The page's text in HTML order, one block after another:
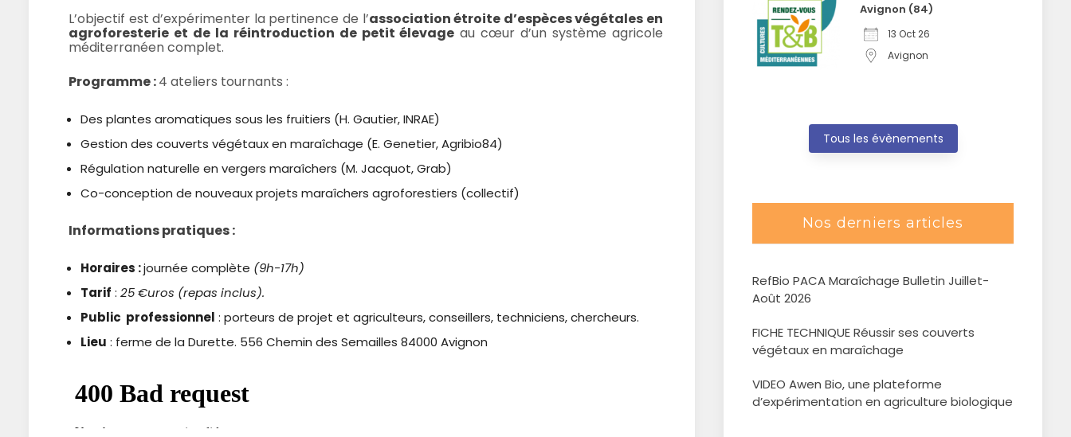
L’objectif est d’expérimenter la pertinence de l’association étroite d’espèces végétales en
agroforesterie et de la réintroduction de petit élevage au cœur d’un système agricole
méditerranéen complet.
Programme :4 ateliers tournants :
Des plantes aromatiques sous les fruitiers (H. Gautier, INRAE)
Gestion des couverts végétaux en maraîchage (E. Genetier, Agribio84)
Régulation naturelle en vergers maraîchers (M. Jacquot, Grab)
Co-conception de nouveaux projets maraîchers agroforestiers (collectif)
Informations pratiques :
Horaires :journée complète (9h-17h)
Tarif : 25 €uros (repas inclus).
Public professionnel : porteurs de projet et agriculteurs, conseillers, techniciens, chercheurs.
Lieu : ferme de la Durette. 556 Chemin des Semailles 84000 Avignon
Avignon (84)
13 Oct 26
Avignon
Tous les évènements
Nos derniers articles
RefBio PACA Maraîchage Bulletin Juillet-
Août 2026
FICHE TECHNIQUE Réussir ses couverts
végétaux en maraîchage
VIDEO Awen Bio, une plateforme
d’expérimentation en agriculture biologique